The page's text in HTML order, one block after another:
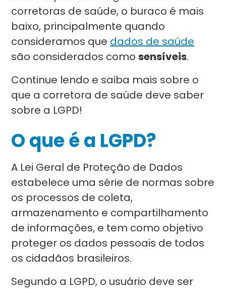
corretoras de saúde, o buraco é mais
baixo, principalmente quando
consideramos que dados de saúde
são considerados comosensíveis.
Continue lendo e saiba mais sobre o
que a corretora de saúde deve saber
sobre a LGPD!
O que é a LGPD?
A Lei Geral de Proteção de Dados
estabelece uma série de normas sobre
os processos de coleta,
armazenamento e compartilhamento
de informações, e tem como objetivo
proteger os dados pessoais de todos
os cidadãos brasileiros.
Segundo a LGPD, o usuário deve ser